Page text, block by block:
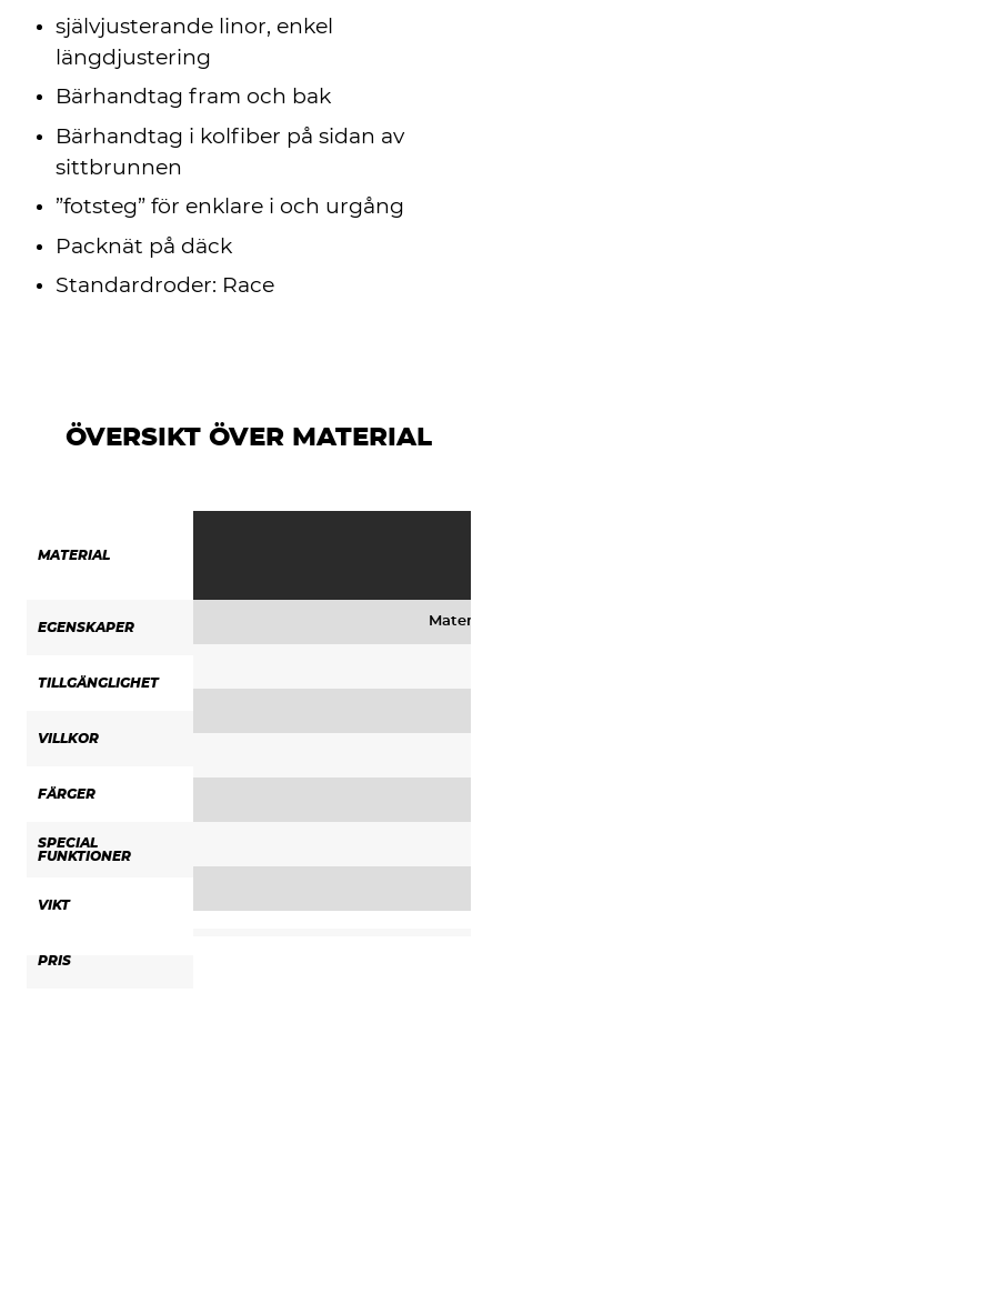
självjusterande linor, enkel
längdjustering
Bärhandtag fram och bak
Bärhandtag i kolfiber på sidan av
sittbrunnen
”fotsteg” för enklare i och urgång
Packnät på däck
Standardroder: Race
ÖVERSIKT ÖVER MATERIAL
MATERIAL
EGENSKAPER
TILLGÄNGLIGHET
VILLKOR
FÄRGER
SPECIAL
FUNKTIONER
VIKT
PRIS
Materialblandning av glasfiber, epoxiharts och gelcoat. Förstärkt med